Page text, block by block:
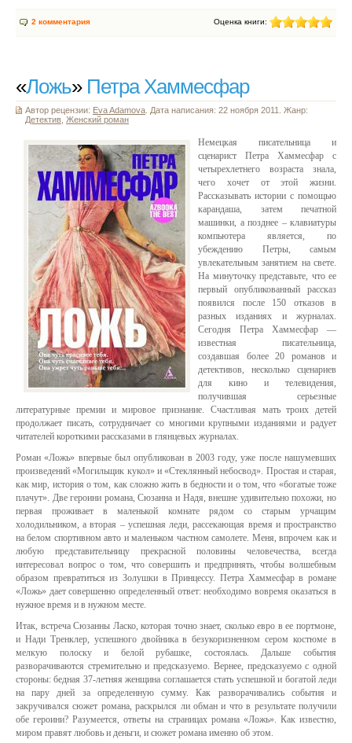
2 комментария Оценка книги:
«Ложь» Петра Хаммесфар
Автор рецензии: Eva Adamova . Дата написания: 22 ноября 2011. Жанр:
Детектив Женский роман
Немецкая писательница и
сценарист Петра Хаммесфар с
четырехлетнего возраста знала,
чего хочет от этой жизни.
Рассказывать истории с помощью
карандаша, затем печатной
машинки, а позднее – клавиатуры
компьютера является, по
убеждению Петры, самым
увлекательным занятием на свете.
На минуточку представьте, что ее
первый опубликованный рассказ
появился после 150 отказов в
разных изданиях и журналах.
Сегодня Петра Хаммесфар —
известная писательница,
создавшая более 20 романов и
детективов, несколько сценариев
для кино и телевидения,
получившая серьезные
литературные премии и мировое признание. Счастливая мать троих детей
продолжает писать, сотрудничает со многими крупными изданиями и радует
читателей короткими рассказами в глянцевых журналах.
Роман «Ложь» впервые был опубликован в 2003 году, уже после нашумевших
произведений «Могильщик кукол» и «Стеклянный небосвод». Простая и старая,
как мир, история о том, как сложно жить в бедности и о том, что «богатые тоже
плачут». Две героини романа, Сюзанна и Надя, внешне удивительно похожи, но
первая проживает в маленькой комнате рядом со старым урчащим
холодильником, а вторая – успешная леди, рассекающая время и пространство
на белом спортивном авто и маленьком частном самолете. Меня, впрочем как и
любую представительницу прекрасной половины человечества, всегда
интересовал вопрос о том, что совершить и предпринять, чтобы волшебным
образом превратиться из Золушки в Принцессу. Петра Хаммесфар в романе
«Ложь» дает совершенно определенный ответ: необходимо вовремя оказаться в
нужное время и в нужном месте.
Итак, встреча Сюзанны Ласко, которая точно знает, сколько евро в ее портмоне,
и Нади Тренклер, успешного двойника в безукоризненном сером костюме в
мелкую полоску и белой рубашке, состоялась. Дальше события
разворачиваются стремительно и предсказуемо. Вернее, предсказуемо с одной
стороны: бедная 37-летняя женщина соглашается стать успешной и богатой леди
на пару дней за определенную сумму. Как разворачивались события и
закручивался сюжет романа, раскрылся ли обман и что в результате получили
обе героини? Разумеется, ответы на страницах романа «Ложь». Как известно,
миром правят любовь и деньги, и сюжет романа именно об этом.